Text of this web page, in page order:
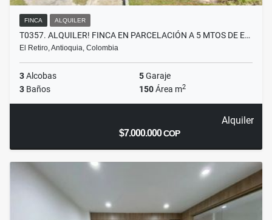
FINCA ALQUILER
T0357. ALQUILER! FINCA EN PARCELACIÓN A 5 MTOS DE E…
El Retiro, Antioquia, Colombia
3Alcobas 5Garaje
3 Baños 150Área m2
Alquiler
$7.000.000COP